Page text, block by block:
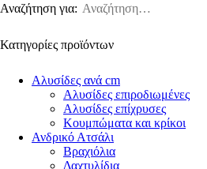
Αναζήτηση για:
Κατηγορίες προϊόντων
Αλυσίδες ανά cm
Αλυσίδες επιροδιωμένες
Αλυσίδες επίχρυσες
Κουμπώματα και κρίκοι
Ανδρικό Ατσάλι
Βραχιόλια
Δαχτυλίδια